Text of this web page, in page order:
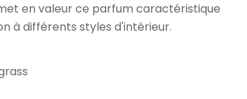
en valeur ce parfum caractéristique
à différents styles d'intérieur.